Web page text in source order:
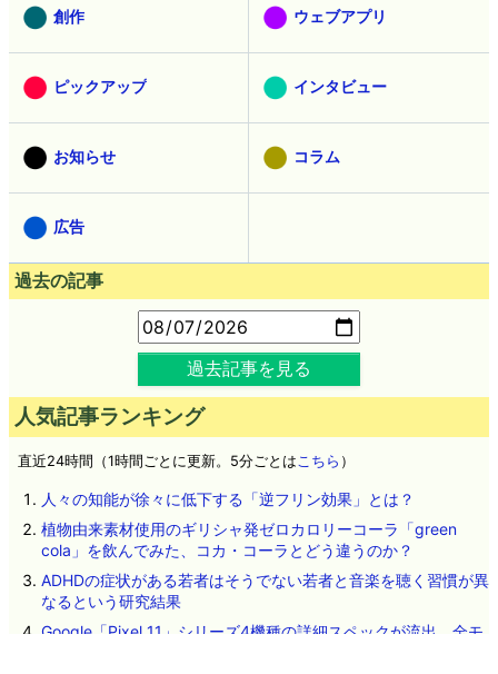
創作 ウェブアプリ
ピックアップ インタビュー
お知らせ コラム
広告
過去の記事
過去記事を見る
人気記事ランキング
直近24時間（1時間ごとに更新。5分ごとはこちら ）
人々の知能が徐々に低下する「逆フリン効果」とは？
植物由来素材使用のギリシャ発ゼロカロリーコーラ「green
cola」を飲んでみた、コカ・コーラとどう違うのか？
ADHDの症状がある若者はそうでない若者と音楽を聴く習慣が異
なるという研究結果
Google「Pixel 11」シリーズ4機種の詳細スペックが流出、全モ